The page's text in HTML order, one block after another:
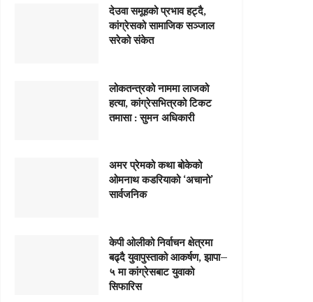
देउवा समूहको प्रभाव हट्दै,
कांग्रेसको सामाजिक सञ्जाल
सरेको संकेत
लोकतन्त्रको नाममा लाजको
हत्या, कांग्रेसभित्रको टिकट
तमासा : सुमन अधिकारी
अमर प्रेमको कथा बोकेको
ओमनाथ कडरियाको ‘अचानो’
सार्वजनिक
केपी ओलीको निर्वाचन क्षेत्रमा
बढ्दै युवापुस्ताको आकर्षण, झापा–
५ मा कांग्रेसबाट युवाको
सिफारिस